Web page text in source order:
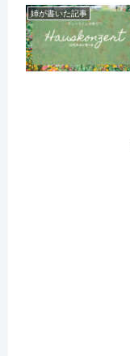
姉が書いた記事